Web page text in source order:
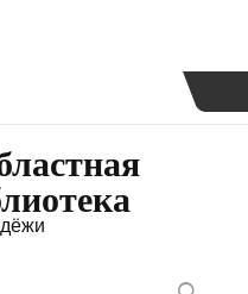
to
Найти: